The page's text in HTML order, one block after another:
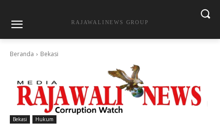
RAJAWALINEWS GROUP
Beranda Bekasi
Bekasi Hukum